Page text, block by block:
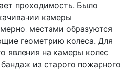
проходимость. Было
камеры
местами образуются
геометрию колеса. Для
явления на камеры колес
из старого пожарного